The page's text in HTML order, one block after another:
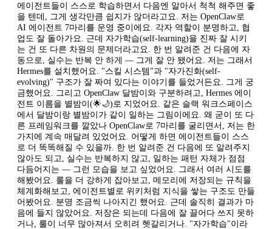
에이전트들이 스스로 학습하면서 다음엔 알아서 척척 해주면 좋
을 텐데, 그게 생각만큼 쉽지가 않더라고요. 저는 OpenClaw로
AI 에이전트 7마리를 운영 중이에요. 각자 역할이 분명하고, 협
업도 잘 돌아가요. 근데 자가학습(self-learning)을 진짜 잘 시키
는 건 또 다른 차원의 문제더라고요. 한 번 알려준 건 다음에 자
동으로, 실수는 반복 안 하게 — 그게 잘 안 됐어요. 저는 그래서
Hermes를 설치했어요. "스킬 시스템"과 "자가진화(self-
evolving)" 구조가 잘 짜여 있다는 이야기를 들었거든요. 그게 궁
금했어요. 그리고 OpenClaw 달밤이와 구분하려고, Hermes 에이
전트 이름을 별밤이(🌟🌙)로 지었어요. 같은 슬랙 워크스페이스
에서 달밤이랑 별밤이가 같이 일하는 그림이에요. 왜 굳이 또 다
른 프레임워크를 깔았나 OpenClaw로 7마리를 굴리면서, 저는 한
가지에 계속 매달려 있었어요. 어떻게 하면 에이전트들이 스스
로 더 똑똑해질 수 있을까. 한 번 알려준 건 다음에 또 알려주지
않아도 되고, 실수는 반복하지 않고, 일하는 패턴 자체가 점점
다듬어지는 — 그런 모습을 보고 싶었어요. 그래서 여러 시도를
해봤어요. 룰을 더 강하게 잡아보고, 메모리에 저장되는 규칙을
체계화해보고, 에이전트별로 위키처럼 지식을 쌓는 구조도 만들
어봤어요. 분명 조금씩 나아지긴 했어요. 근데 솔직히 결과가 마
음에 들지 않았어요. 저장은 되는데 다음에 잘 끌어다 쓰지 못하
거나, 룰이 너무 많아져서 오히려 헷갈리거나. "자가학습"이라